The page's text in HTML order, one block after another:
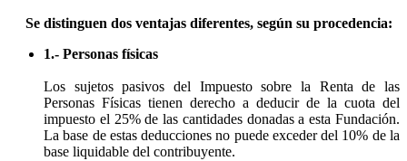
Se distinguen dos ventajas diferentes, según su procedencia:
1.- Personas físicas
Los sujetos pasivos del Impuesto sobre la Renta de las
Personas Físicas tienen derecho a deducir de la cuota del
impuesto el 25% de las cantidades donadas a esta Fundación.
La base de estas deducciones no puede exceder del 10% de la
base liquidable del contribuyente.